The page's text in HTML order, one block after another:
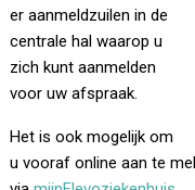
er aanmeldzuilen in de
centrale hal waarop u
zich kunt aanmelden
voor uw afspraak.
Het is ook mogelijk om
u vooraf online aan te